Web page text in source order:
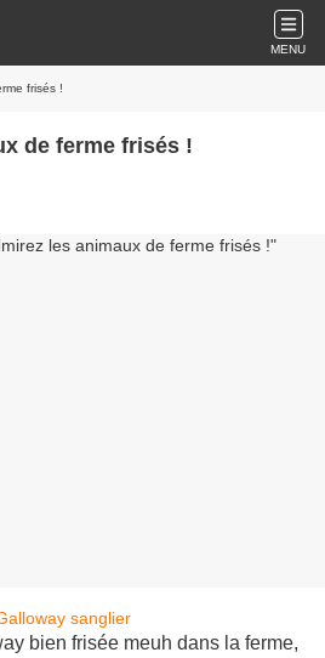
MENU
frisés !
de ferme frisés !
bien frisée meuh dans la ferme,